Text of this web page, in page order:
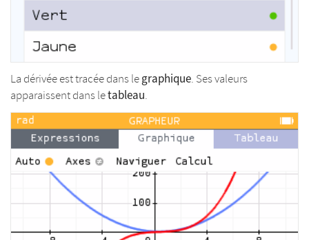
La dérivée est tracée dans legraphique. Ses valeurs
apparaissent dans letableau.